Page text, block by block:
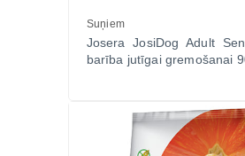
Suņiem
Josera JosiDog Adult
barība jutīgai gremošanai